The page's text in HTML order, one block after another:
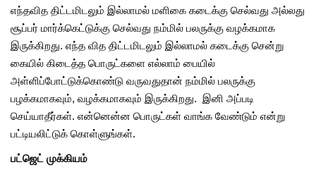
எந்தவித திட்டமிடலும் இல்லாமல் மளிகை கடைக்கு செல்வது அல்லது
சூப்பர் மார்க்கெட்டுக்கு செல்வது நம்மில் பலருக்கு வழக்கமாக
இருக்கிறது. எந்த வித திட்டமிடலும் இல்லாமல் கடைக்கு சென்று
கையில் கிடைத்த பொருட்களை எல்லாம் பையில்
அள்ளிப்போட்டுக்கொண்டு வருவதுதான் நம்மில் பலருக்கு
பழக்கமாகவும், வழக்கமாகவும் இருக்கிறது. இனி அப்படி
செய்யாதீர்கள். என்னென்ன பொருட்கள் வாங்க வேண்டும் என்று
பட்டியலிட்டுக் கொள்ளுங்கள்.
பட்ஜெட் முக்கியம்